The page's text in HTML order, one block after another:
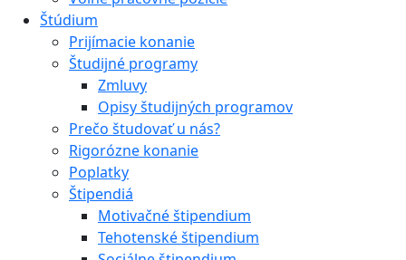
Štúdium
Prijímacie konanie
Študijné programy
Zmluvy
Opisy študijných programov
Prečo študovať u nás?
Rigorózne konanie
Poplatky
Štipendiá
Motivačné štipendium
Tehotenské štipendium